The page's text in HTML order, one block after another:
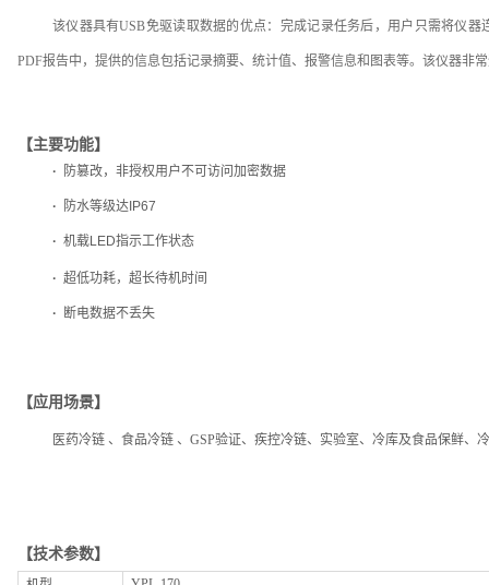
该仪器具有USB免驱读取数据的优点：完成记录任务后，用户只需将仪
PDF报告中，提供的信息包括记录摘要、统计值、报警信息和图表等。该仪器非
【主要功能】
· 防篡改， 非授权用户不可访问加密数据
· 防水等级达IP67
· 机载LED指示工作状态
· 超低功耗， 超长待机时间
· 断电数据不丢失
【应用场景】
医药冷链 、 食品冷链 、 GSP验证、 疾控冷链、实验室、冷库及食品保鲜、
【技术参数】